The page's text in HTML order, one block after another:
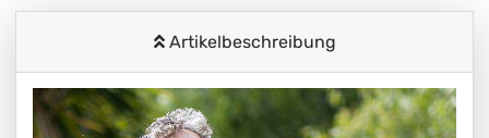
Artikelbeschreibung